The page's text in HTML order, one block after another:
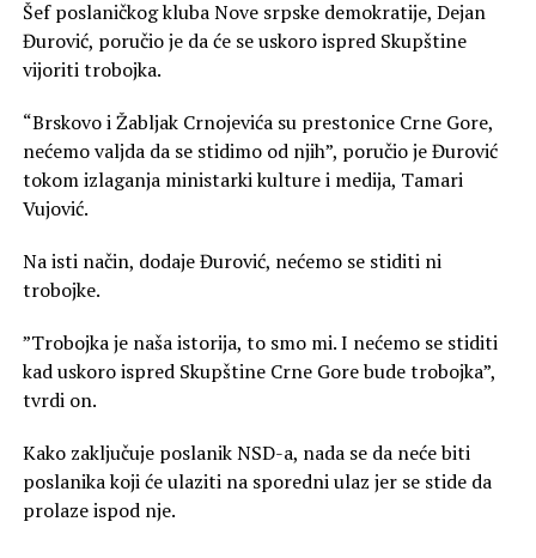
Šef poslaničkog kluba Nove srpske demokratije, Dejan
Đurović, poručio je da će se uskoro ispred Skupštine
vijoriti trobojka.
“Brskovo i Žabljak Crnojevića su prestonice Crne Gore,
nećemo valjda da se stidimo od njih”, poručio je Đurović
tokom izlaganja ministarki kulture i medija, Tamari
Vujović.
Na isti način, dodaje Đurović, nećemo se stiditi ni
trobojke.
”Trobojka je naša istorija, to smo mi. I nećemo se stiditi
kad uskoro ispred Skupštine Crne Gore bude trobojka”,
tvrdi on.
Kako zaključuje poslanik NSD-a, nada se da neće biti
poslanika koji će ulaziti na sporedni ulaz jer se stide da
prolaze ispod nje.